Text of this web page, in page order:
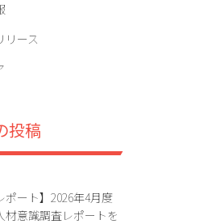
リース
投稿
ポート】2026年4月度
材意識調査レポートを